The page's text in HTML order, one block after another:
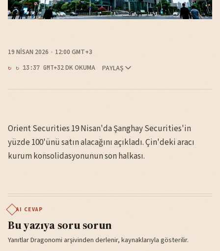
19 NISAN 2026 12:00 GMT+3
↻ 13:37 GMT+32 DK OKUMA PAYLAŞ
Orient Securities 19 Nisan'da Şanghay Securities'in
yüzde 100'ünü satın alacağını açıkladı. Çin'deki aracı
kurum konsolidasyonunun son halkası.
AI CEVAP
Bu yazıya soru sorun
Yanıtlar Dragonomi arşivinden derlenir, kaynaklarıyla gösterilir.